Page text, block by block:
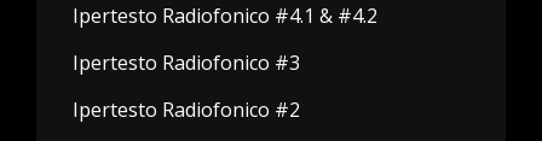
Ipertesto Radiofonico #4.1 & #4.2
Ipertesto Radiofonico #3
Ipertesto Radiofonico #2